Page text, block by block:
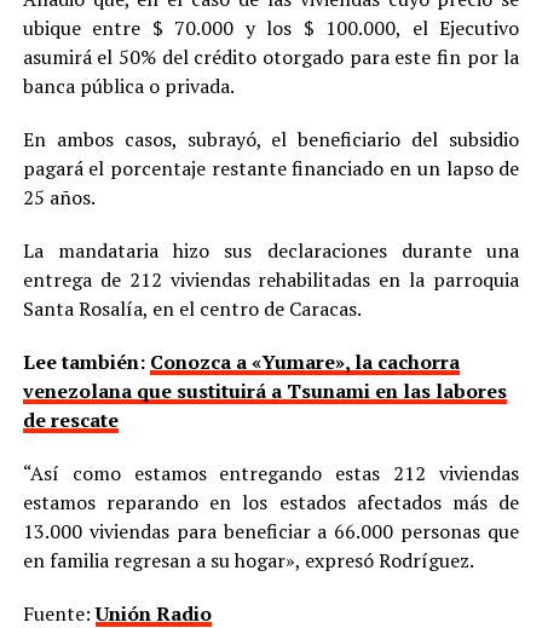
ubique entre $ 70.000 y los $ 100.000, el Ejecutivo
asumirá el 50% del crédito otorgado para este fin por la
banca pública o privada.
En ambos casos, subrayó, el beneficiario del subsidio
pagará el porcentaje restante financiado en un lapso de
25 años.
La mandataria hizo sus declaraciones durante una
entrega de 212 viviendas rehabilitadas en la parroquia
Santa Rosalía, en el centro de Caracas.
Lee también: Conozca a «Yumare», la cachorra
venezolana que sustituirá a Tsunami en las labores
de rescate
“Así como estamos entregando estas 212 viviendas
estamos reparando en los estados afectados más de
13.000 viviendas para beneficiar a 66.000 personas que
en familia regresan a su hogar», expresó Rodríguez.
Fuente:Unión Radio